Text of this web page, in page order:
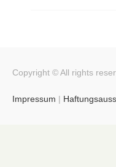
Copyright © All rights
Impressum |